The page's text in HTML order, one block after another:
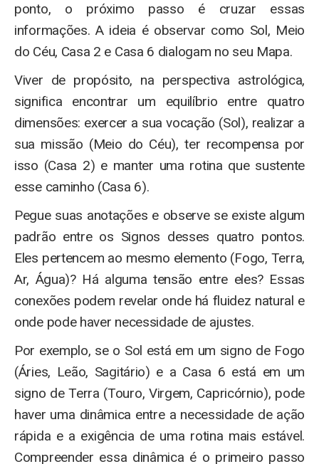
ponto, o próximo passo é cruzar essas
informações. A ideia é observar como Sol, Meio
do Céu, Casa 2 e Casa 6 dialogam no seu Mapa.
Viver de propósito, na perspectiva astrológica,
significa encontrar um equilíbrio entre quatro
dimensões: exercer a sua vocação (Sol), realizar a
sua missão (Meio do Céu), ter recompensa por
isso (Casa 2) e manter uma rotina que sustente
esse caminho (Casa 6).
Pegue suas anotações e observe se existe algum
padrão entre os Signos desses quatro pontos.
Eles pertencem ao mesmo elemento (Fogo, Terra,
Ar, Água)? Há alguma tensão entre eles? Essas
conexões podem revelar onde há fluidez natural e
onde pode haver necessidade de ajustes.
Por exemplo, se o Sol está em um signo de Fogo
(Áries, Leão, Sagitário) e a Casa 6 está em um
signo de Terra (Touro, Virgem, Capricórnio), pode
haver uma dinâmica entre a necessidade de ação
rápida e a exigência de uma rotina mais estável.
Compreender essa dinâmica é o primeiro passo